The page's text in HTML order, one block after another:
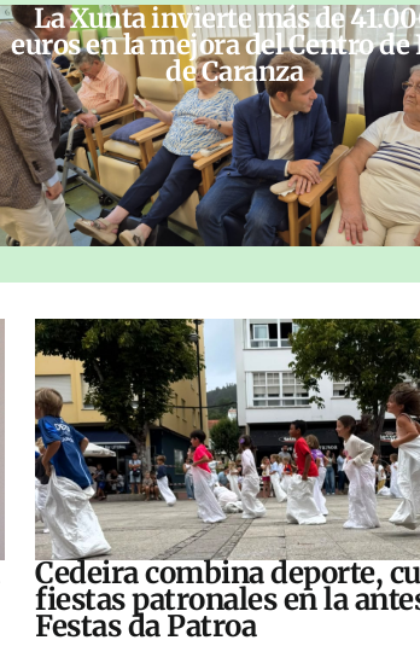
La Xunta invierte más de
euros en la mejora del Centro de
de Caranza
Cedeira combina deporte,
fiestas patronales en la
Festas da Patroa